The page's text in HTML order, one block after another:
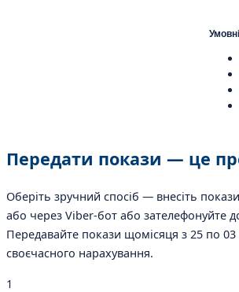
Передати покази — це
Оберіть зручний спосіб — внесіть
або через Viber-бот або зателефонуйте
Передавайте покази щомісяця з 25 по 03
своєчасного нарахування.
1